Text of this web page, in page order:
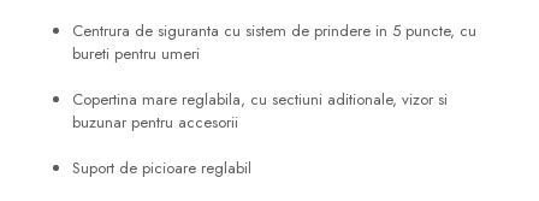
Centrura de siguranta cu sistem de prindere in 5 puncte, cu
bureti pentru umeri
Copertina mare reglabila, cu sectiuni aditionale, vizor si
buzunar pentru accesorii
Suport de picioare reglabil